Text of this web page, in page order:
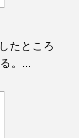
たところ
。...